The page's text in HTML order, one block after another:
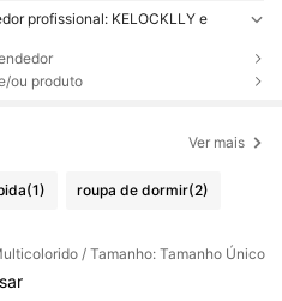
profissional: KELOCKLLY e
ou produto
Ver mais
(1) roupa de dormir(2)
/ Tamanho: Tamanho Único